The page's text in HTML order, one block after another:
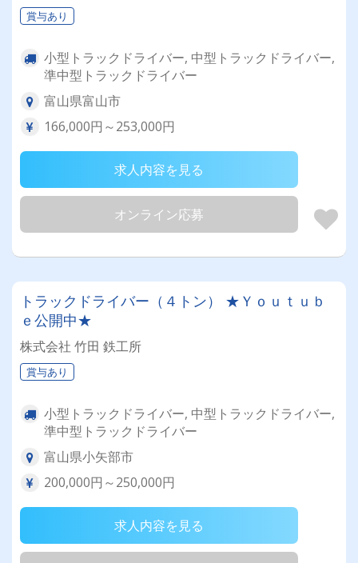
賞与あり
小型トラックドライバー, 中型トラックドライバー,
準中型トラックドライバー
富山県富山市
166,000円～253,000円
求人内容を見る
オンライン応募
トラックドライバー（４トン） ★Ｙｏｕｔｕｂ
ｅ公開中★
株式会社 竹田 鉄工所
賞与あり
小型トラックドライバー, 中型トラックドライバー,
準中型トラックドライバー
富山県小矢部市
200,000円～250,000円
求人内容を見る